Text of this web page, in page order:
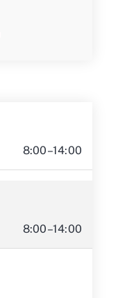
8:00–14:00
8:00–14:00